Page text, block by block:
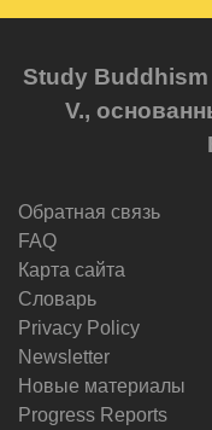
Study Buddhism
V.,
Обратная связь
FAQ
Карта сайта
Словарь
Privacy Policy
Newsletter
Новые материалы
Progress Reports